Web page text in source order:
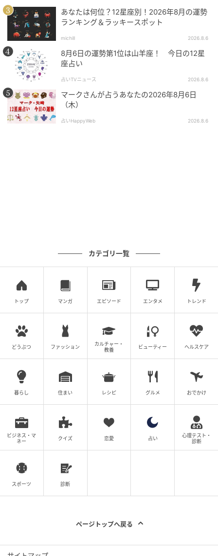
元記事で読む
次の記事
2026年5月のあなたの開運ポイントは？【イヴ
ルルド遙華のマインドナンバー占い】
の記事をもっとみる
あなたは何位？12星座別！2026年8月の運勢
ランキング＆ラッキースポット
michill 2026.8.6
8月6日の運勢第1位は山羊座！ 今日の12星
座占い
占いTVニュース 2026.8.6
マークさんが占うあなたの2026年8月6日
（木）
占いHappyWeb 2026.8.6
カテゴリ一覧
トップ マンガ エピソード エンタメ トレンド
どうぶつ ファッション
カルチャー・
教養
ビューティー ヘルスケア
暮らし 住まい レシピ グルメ おでかけ
ビジネス・マ
ネー
クイズ 恋愛 占い
心理テスト・
診断
スポーツ 診断
ページトップへ戻る